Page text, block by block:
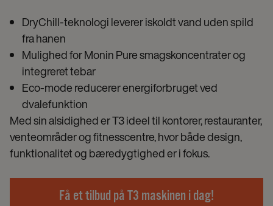
DryChill-teknologi leverer iskoldt vand uden spild
fra hanen
Mulighed for Monin Pure smagskoncentrater og
integreret tebar
Eco-mode reducerer energiforbruget ved
dvalefunktion
Med sin alsidighed er T3 ideel til kontorer, restauranter,
venteområder og fitnesscentre, hvor både design,
funktionalitet og bæredygtighed er i fokus.
Få et tilbud på T3 maskinen i dag!